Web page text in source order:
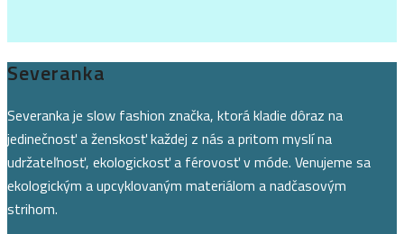
Severanka
Severanka je slow fashion značka, ktorá kladie dôraz na
jedinečnosť a ženskosť každej z nás a pritom myslí na
udržateľnosť, ekologickosť a férovosť v móde. Venujeme sa
ekologickým a upcyklovaným materiálom a nadčasovým
strihom.